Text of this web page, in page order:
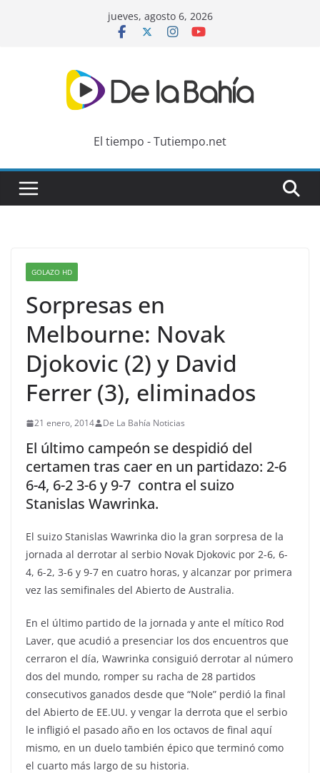
jueves, agosto 6, 2026
El tiempo - Tutiempo.net
GOLAZO HD
Sorpresas en
Melbourne: Novak
Djokovic (2) y David
Ferrer (3), eliminados
21 enero, 2014 De La Bahía Noticias
El último campeón se despidió del
certamen tras caer en un partidazo: 2-6
6-4, 6-2 3-6 y 9-7 contra el suizo
Stanislas Wawrinka.
El suizo Stanislas Wawrinka dio la gran sorpresa de la
jornada al derrotar al serbio Novak Djokovic por 2-6, 6-
4, 6-2, 3-6 y 9-7 en cuatro horas, y alcanzar por primera
vez las semifinales del Abierto de Australia.
En el último partido de la jornada y ante el mítico Rod
Laver, que acudió a presenciar los dos encuentros que
cerraron el día, Wawrinka consiguió derrotar al número
dos del mundo, romper su racha de 28 partidos
consecutivos ganados desde que “Nole” perdió la final
del Abierto de EE.UU. y vengar la derrota que el serbio
le infligió el pasado año en los octavos de final aquí
mismo, en un duelo también épico que terminó como
el cuarto más largo de su historia.